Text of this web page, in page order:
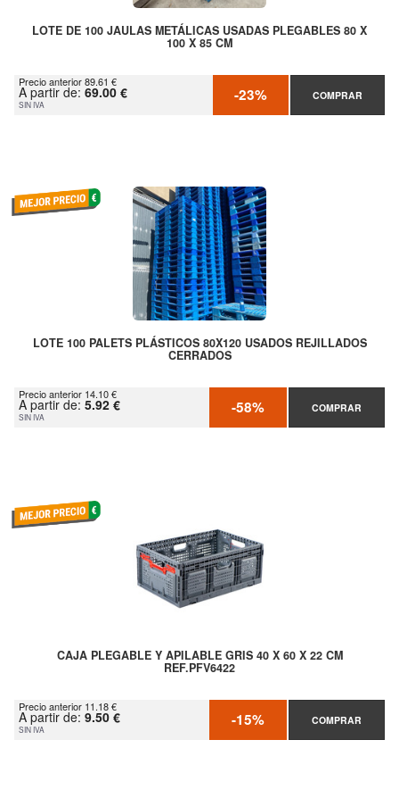
LOTE DE 100 JAULAS METÁLICAS USADAS PLEGABLES 80 X
100 X 85 CM
Precio anterior 89.61 €
A partir de: 69.00 €
SIN IVA -23% COMPRAR
LOTE 100 PALETS PLÁSTICOS 80X120 USADOS REJILLADOS
CERRADOS
Precio anterior 14.10 €
A partir de: 5.92 €
SIN IVA -58% COMPRAR
CAJA PLEGABLE Y APILABLE GRIS 40 X 60 X 22 CM
REF.PFV6422
Precio anterior 11.18 €
A partir de: 9.50 €
SIN IVA -15% COMPRAR